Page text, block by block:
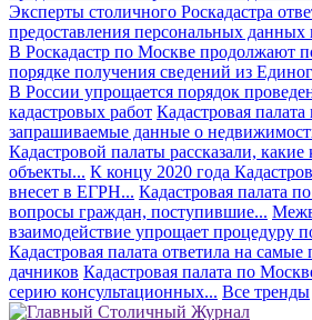
Эксперты столичного Роскадастра
предоставления персональных
В Роскадастр по Москве продолжают
порядке получения сведений из
В России упрощается порядок
кадастровых работ Кадастровая
запрашиваемые данные о
Кадастровой палаты рассказали, какие
объекты... К концу 2020 года
внесет в ЕГРН... Кадастровая палата
вопросы граждан, поступившие...
взаимодействие упрощает процедуру
Кадастровая палата ответила на
дачников Кадастровая палата по
серию консультационных... Все тренды